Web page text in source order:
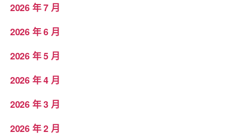
2026 年 7 月
2026 年 6 月
2026 年 5 月
2026 年 4 月
2026 年 3 月
2026 年 2 月